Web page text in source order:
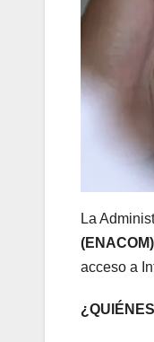
La
(ENACOM)
acceso a